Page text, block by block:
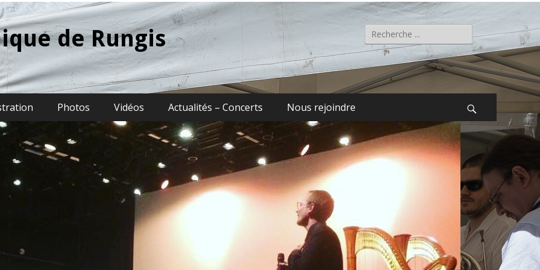
de Rungis Rechercher :
Photos Vidéos Actualités – Concerts Nous rejoindre Recherche